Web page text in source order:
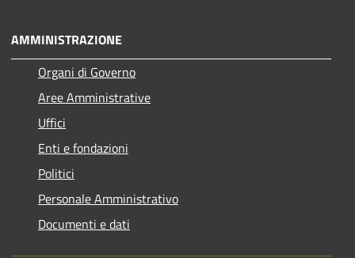
AMMINISTRAZIONE
Organi di Governo
Aree Amministrative
Uffici
Enti e fondazioni
Politici
Personale Amministrativo
Documenti e dati